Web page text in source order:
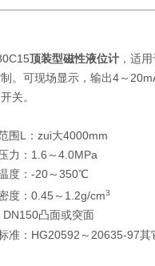
顶装型磁性液位计 ，适
。可现场显示，输出4～
关。
大4000mm
4.0MPa
～350℃
～1.2g/cm3
凸面或突面
～20635-97其它